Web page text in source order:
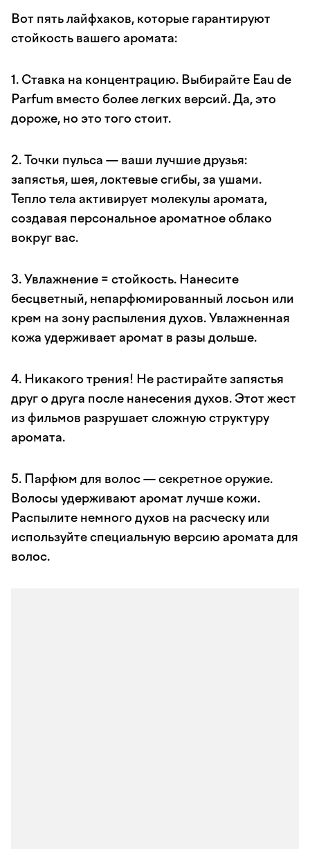
Вот пять лайфхаков, которые гарантируют
стойкость вашего аромата:
1. Ставка на концентрацию. Выбирайте Eau de
Parfum вместо более легких версий. Да, это
дороже, но это того стоит.
2. Точки пульса — ваши лучшие друзья:
запястья, шея, локтевые сгибы, за ушами.
Тепло тела активирует молекулы аромата,
создавая персональное ароматное облако
вокруг вас.
3. Увлажнение = стойкость. Нанесите
бесцветный, непарфюмированный лосьон или
крем на зону распыления духов. Увлажненная
кожа удерживает аромат в разы дольше.
4. Никакого трения! Не растирайте запястья
друг о друга после нанесения духов. Этот жест
из фильмов разрушает сложную структуру
аромата.
5. Парфюм для волос — секретное оружие.
Волосы удерживают аромат лучше кожи.
Распылите немного духов на расческу или
используйте специальную версию аромата для
волос.